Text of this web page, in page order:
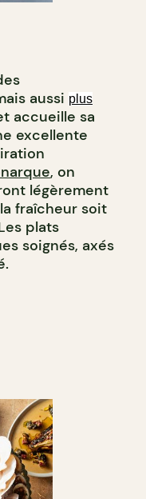
aussi plus
accueille sa
excellente
, on
légèrement
fraîcheur soit
plats
soignés, axés